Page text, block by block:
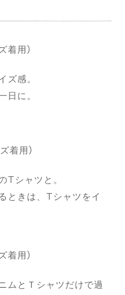
着用）
感。
に。
着用）
Tシャツと。
ときは、Tシャツをイ
着用）
ムとＴシャツだけで過